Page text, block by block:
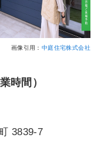
画像引用： 中庭住宅株式会社
時間）
3839-7